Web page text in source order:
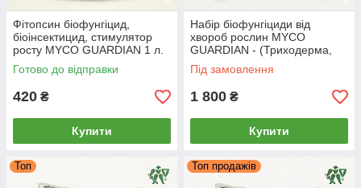
Фітопсин біофунгіцид,
біоінсектицид, стимулятор
росту MYCO GUARDIAN 1 л.
Готово до відправки
420 ₴
Купити
Набір біофунгіциди від
хвороб рослин MYCO
GUARDIAN - (Триходерма,
Бактерія, Прилипач)
Під замовлення
1 800 ₴
Купити
Топ Топ продажів